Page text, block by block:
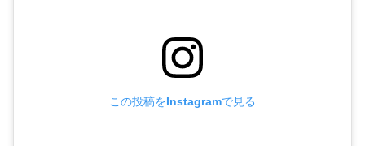
この投稿をInstagramで見る